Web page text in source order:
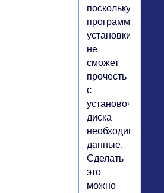
поскольку
программа
установки
не
сможет
прочесть
с
установочного
диска
необходимые
данные.
Сделать
это
можно